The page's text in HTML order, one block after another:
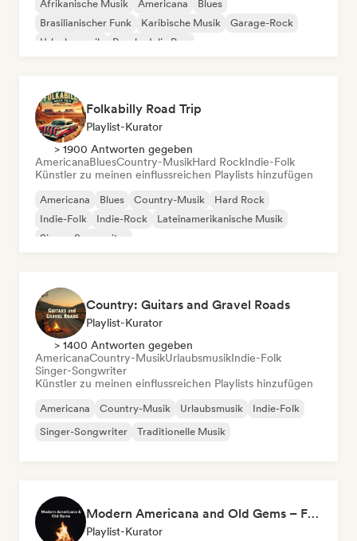
Afrikanische Musik Americana
Blues
Brasilianischer Funk
Karibische Musik
Garage-Rock
Urlaubsmusik
Psychedelic Pop
Folkabilly Road Trip
Playlist-Kurator
> 1900 Antworten gegeben
AmericanaBluesCountry-MusikHard RockIndie-Folk
Künstler zu meinen einflussreichen Playlists hinzufügen
Americana Blues Country-Musik
Hard Rock
Indie-Folk
Indie-Rock
Lateinamerikanische Musik
Singer-Songwriter
Country: Guitars and Gravel Roads
Playlist-Kurator
> 1400 Antworten gegeben
AmericanaCountry-MusikUrlaubsmusikIndie-Folk
Singer-Songwriter
Künstler zu meinen einflussreichen Playlists hinzufügen
Americana Country-Musik Urlaubsmusik
Indie-Folk
Singer-Songwriter
Traditionelle Musik
Modern Americana and Old Gems – Folk and Alt Country
Playlist-Kurator